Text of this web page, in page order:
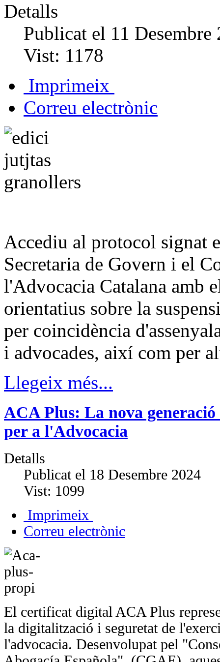
Detalls
Publicat el 11 Desembre
Vist: 1178
Imprimeix
Correu electrònic
Accediu al protocol signat
Secretaria de Govern i el
l'Advocacia Catalana amb
orientatius sobre la
per coincidència
i advocades, així com per
Llegeix més...
ACA Plus: La nova
per a l'Advocacia
Detalls
Publicat el 18 Desembre 2024
Vist: 1099
Imprimeix
Correu electrònic
El certificat digital ACA Plus
la digitalització i seguretat de
l'advocacia. Desenvolupat pel